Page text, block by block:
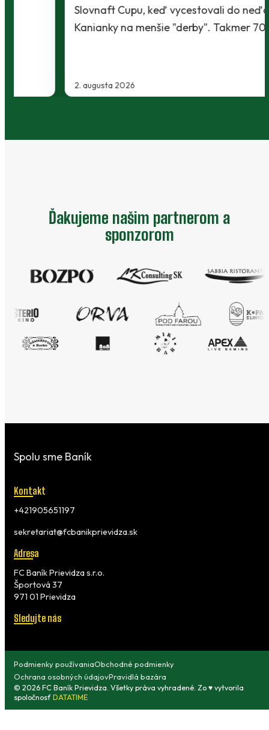
2. augusta 2026
Slovnaft Cupu, keď vycestovali do neďalekej
Kanianky na menšie "derby". Takmer 700…
Ďakujeme našim partnerom a
sponzorom
Spolu sme Baník
Kontakt
+421905651197
sekretariat@fcbanikprievidza.sk
Adresa
FC Baník Prievidza s.r.o.
Športová 37
971 01 Prievidza
Sledujte nás
© 2026 FC Baník Prievidza. Všetky práva vyhradené. Zo ♥ vytvorila
spoločnosť DATATIME
Podmienky používaniaObchodné podmienky
Ochrana osobných údajovPravidlá bazára